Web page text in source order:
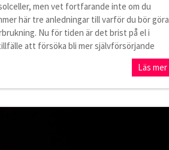
men vet fortfarande inte om du
här tre anledningar till varför du bör göra
Nu för tiden är det brist på el i
att försöka bli mer självförsörjande
Läs mer